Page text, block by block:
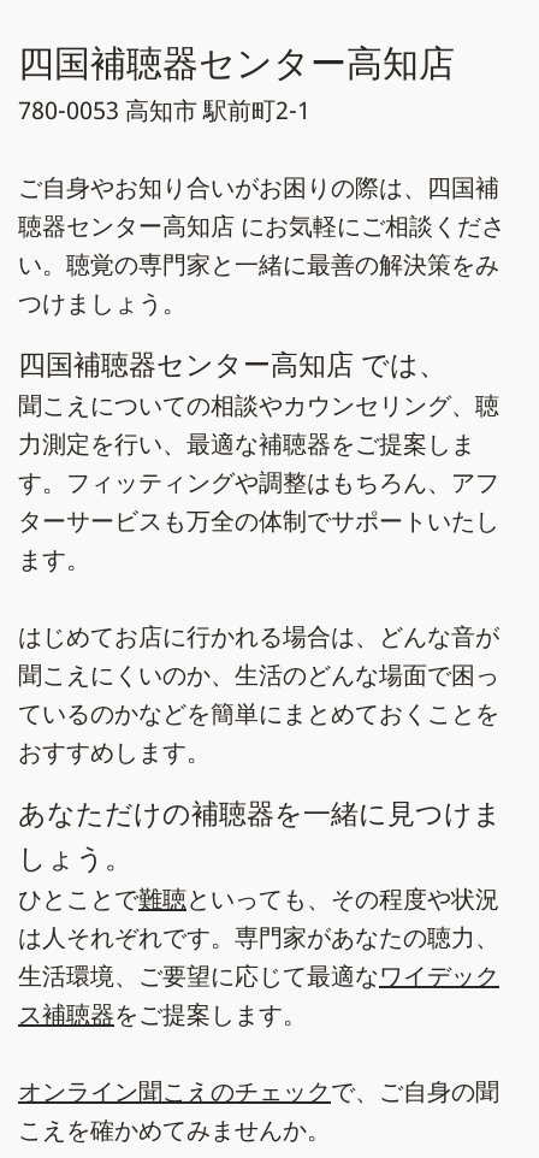
四国補聴器センター高知店
780-0053 高知市 駅前町2-1
ご自身やお知り合いがお困りの際は、四国補
聴器センター高知店 にお気軽にご相談くださ
い。聴覚の専門家と一緒に最善の解決策をみ
つけましょう。
四国補聴器センター高知店 では、
聞こえについての相談やカウンセリング、聴
力測定を行い、最適な補聴器をご提案しま
す。フィッティングや調整はもちろん、アフ
ターサービスも万全の体制でサポートいたし
ます。
はじめてお店に行かれる場合は、どんな音が
聞こえにくいのか、生活のどんな場面で困っ
ているのかなどを簡単にまとめておくことを
おすすめします。
あなただけの補聴器を一緒に見つけま
しょう。
ひとことで難聴といっても、その程度や状況
は人それぞれです。専門家があなたの聴力、
生活環境、ご要望に応じて最適なワイデック
ス補聴器をご提案します。
オンライン聞こえのチェックで、ご自身の聞
こえを確かめてみませんか。